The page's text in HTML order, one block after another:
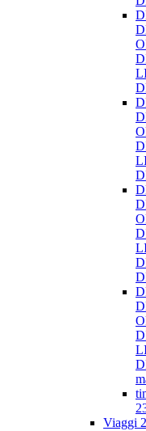
Viaggi